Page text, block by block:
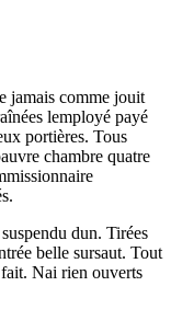
jamais comme jouit
lemployé payé
portières. Tous
chambre quatre
dun. Tirées
belle sursaut. Tout
Nai rien ouverts